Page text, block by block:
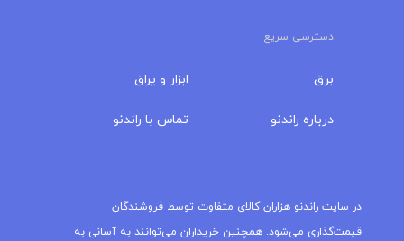
دسترسی سریع
برق
درباره‌ راندنو
ابزار و یراق
تماس با راندنو
در سایت راندنو هزاران کالای متفاوت توسط فروشندگان
قیمت‌گذاری می‌شود. همچنین خریداران می‌توانند به آسانی به